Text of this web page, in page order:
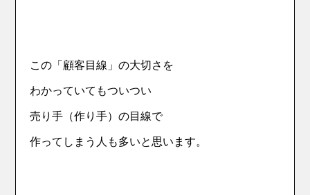
この「顧客目線」の大切さを
わかっていてもついつい
売り手（作り手）の目線で
作ってしまう人も多いと思います。